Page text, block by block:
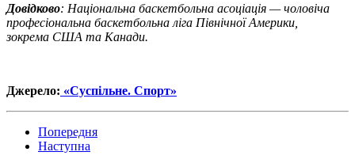
Довідково: Національна баскетбольна асоціація — чоловіча
професіональна баскетбольна ліга Північної Америки,
зокрема США та Канади.
Джерело: «Суспільне. Спорт»
Попередня
Наступна